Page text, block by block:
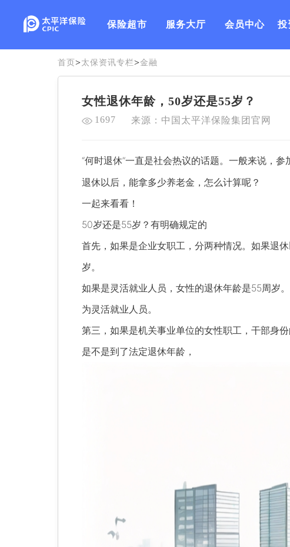
保险超市 服务大厅 会员中心 投
首页>太保资讯专栏>金融
女性退休年龄，50岁还是55岁？
1697 来源：中国太平洋保险集团官网
“何时退休”一直是社会热议的话题。一般来说，
退休以后，能拿多少养老金，怎么计算呢？
一起来看看！
50岁还是55岁？有明确规定的
首先，如果是企业女职工，分两种情况。如果退
岁。
如果是灵活就业人员，女性的退休年龄是55周岁
为灵活就业人员。
第三，如果是机关事业单位的女性职工，干部身
是不是到了法定退休年龄，